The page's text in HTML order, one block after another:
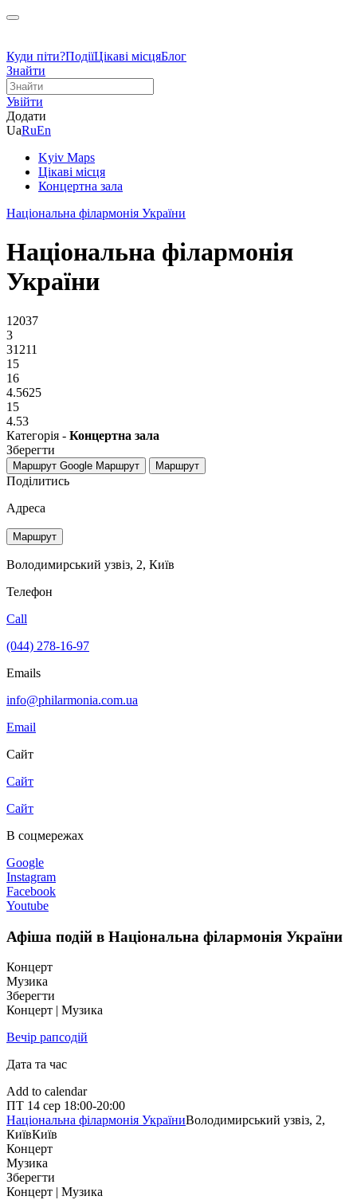
Куди піти?ПодіїЦікаві місцяБлог
Знайти
Увійти
Додати
UaRuEn
Kyiv Maps
Цікаві місця
Концертна зала
Національна філармонія України
Національна філармонія
України
12037
3
31211
15
16
4.5625
15
4.53
Категорія - Концертна зала
Зберегти
Маршрут Google Маршрут Маршрут
Поділитись
Адреса
Маршрут
Володимирський узвіз, 2, Київ
Телефон
Call
(044) 278-16-97
Emails
info@philarmonia.com.ua
Email
Сайт
Сайт
Сайт
В соцмережах
Google
Instagram
Facebook
Youtube
Афіша подій в Національна філармонія України
Концерт
Музика
Зберегти
Концерт | Музика
Вечір рапсодій
Дата та час
Add to calendar
ПТ 14 сер 18:00-20:00
Національна філармонія УкраїниВолодимирський узвіз, 2,
КиївКиїв
Концерт
Музика
Зберегти
Концерт | Музика